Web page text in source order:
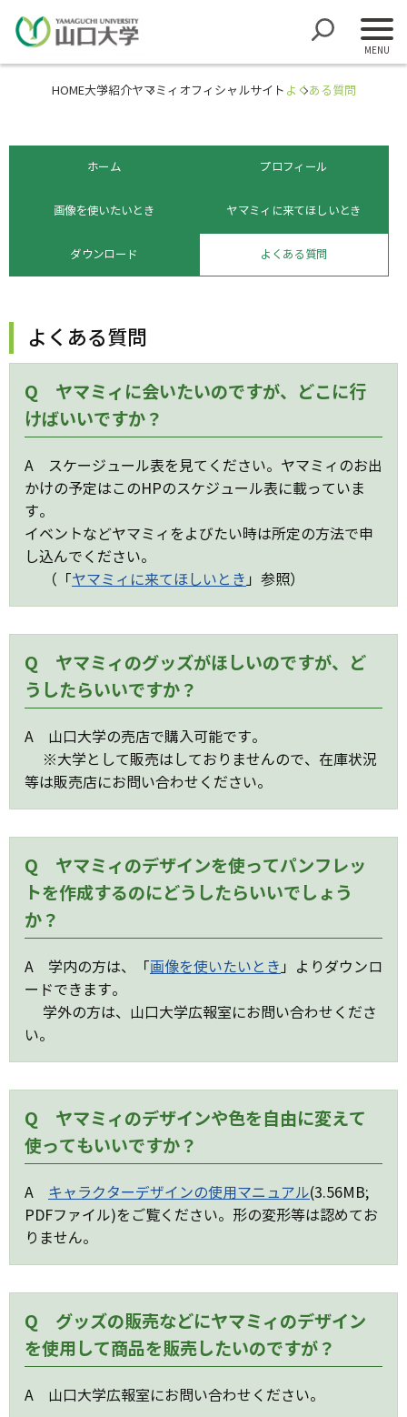
HOME大学紹介ヤマミィオフィシャルサイト よくある質問
ホーム プロフィール
画像を使いたいとき ヤマミィに来てほしいとき
ダウンロード よくある質問
よくある質問
Q ヤマミィに会いたいのですが、どこに行
けばいいですか？
A スケージュール表を見てください。ヤマミィのお出
かけの予定はこのHPのスケジュール表に載っていま
す。
イベントなどヤマミィをよびたい時は所定の方法で申
し込んでください。
（「ヤマミィに来てほしいとき」参照）
Q ヤマミィのグッズがほしいのですが、ど
うしたらいいですか？
A 山口大学の売店で購入可能です。
※大学として販売はしておりませんので、在庫状況
等は販売店にお問い合わせください。
Q ヤマミィのデザインを使ってパンフレッ
トを作成するのにどうしたらいいでしょう
か？
A 学内の方は、「画像を使いたいとき」よりダウンロ
ードできます。
学外の方は、山口大学広報室にお問い合わせくださ
い。
Q ヤマミィのデザインや色を自由に変えて
使ってもいいですか？
A キャラクターデザインの使用マニュアル(3.56MB;
PDFファイル)をご覧ください。形の変形等は認めてお
りません。
Q グッズの販売などにヤマミィのデザイン
を使用して商品を販売したいのですが？
A 山口大学広報室にお問い合わせください。